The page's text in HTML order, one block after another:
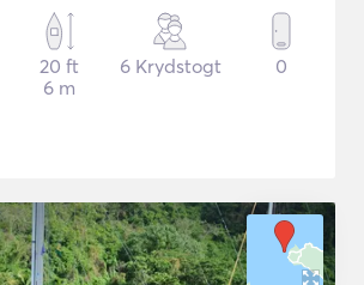
20 ft
6 m
6 Krydstogt 0